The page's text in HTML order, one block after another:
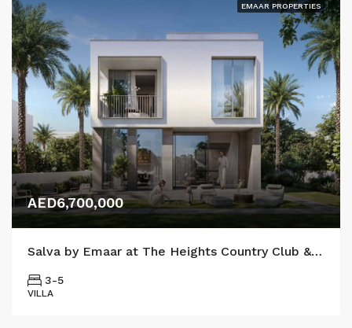
EMAAR PROPERTIES
AED6,700,000
Salva by Emaar at The Heights Country Club & Wellness
3-5
VILLA